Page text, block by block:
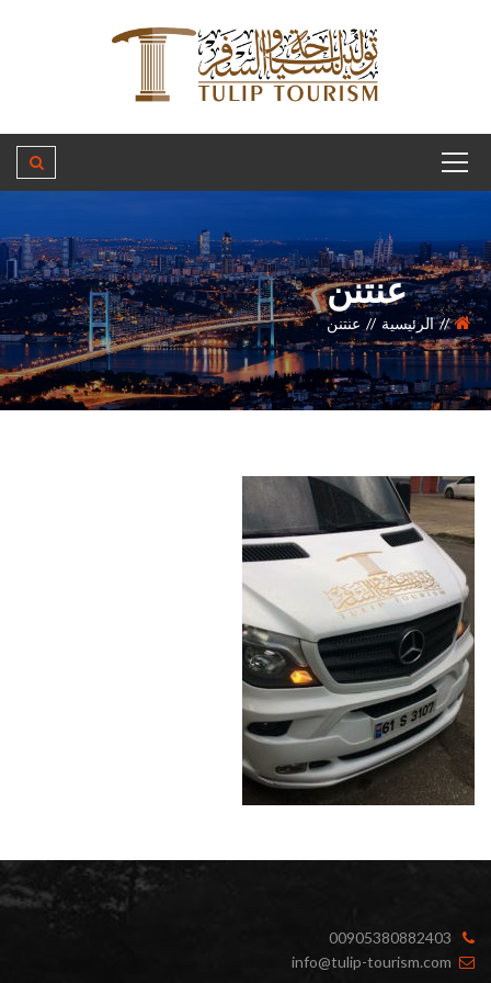
عنتنن
الرئيسية عنتنن
info@tulip-tourism.com